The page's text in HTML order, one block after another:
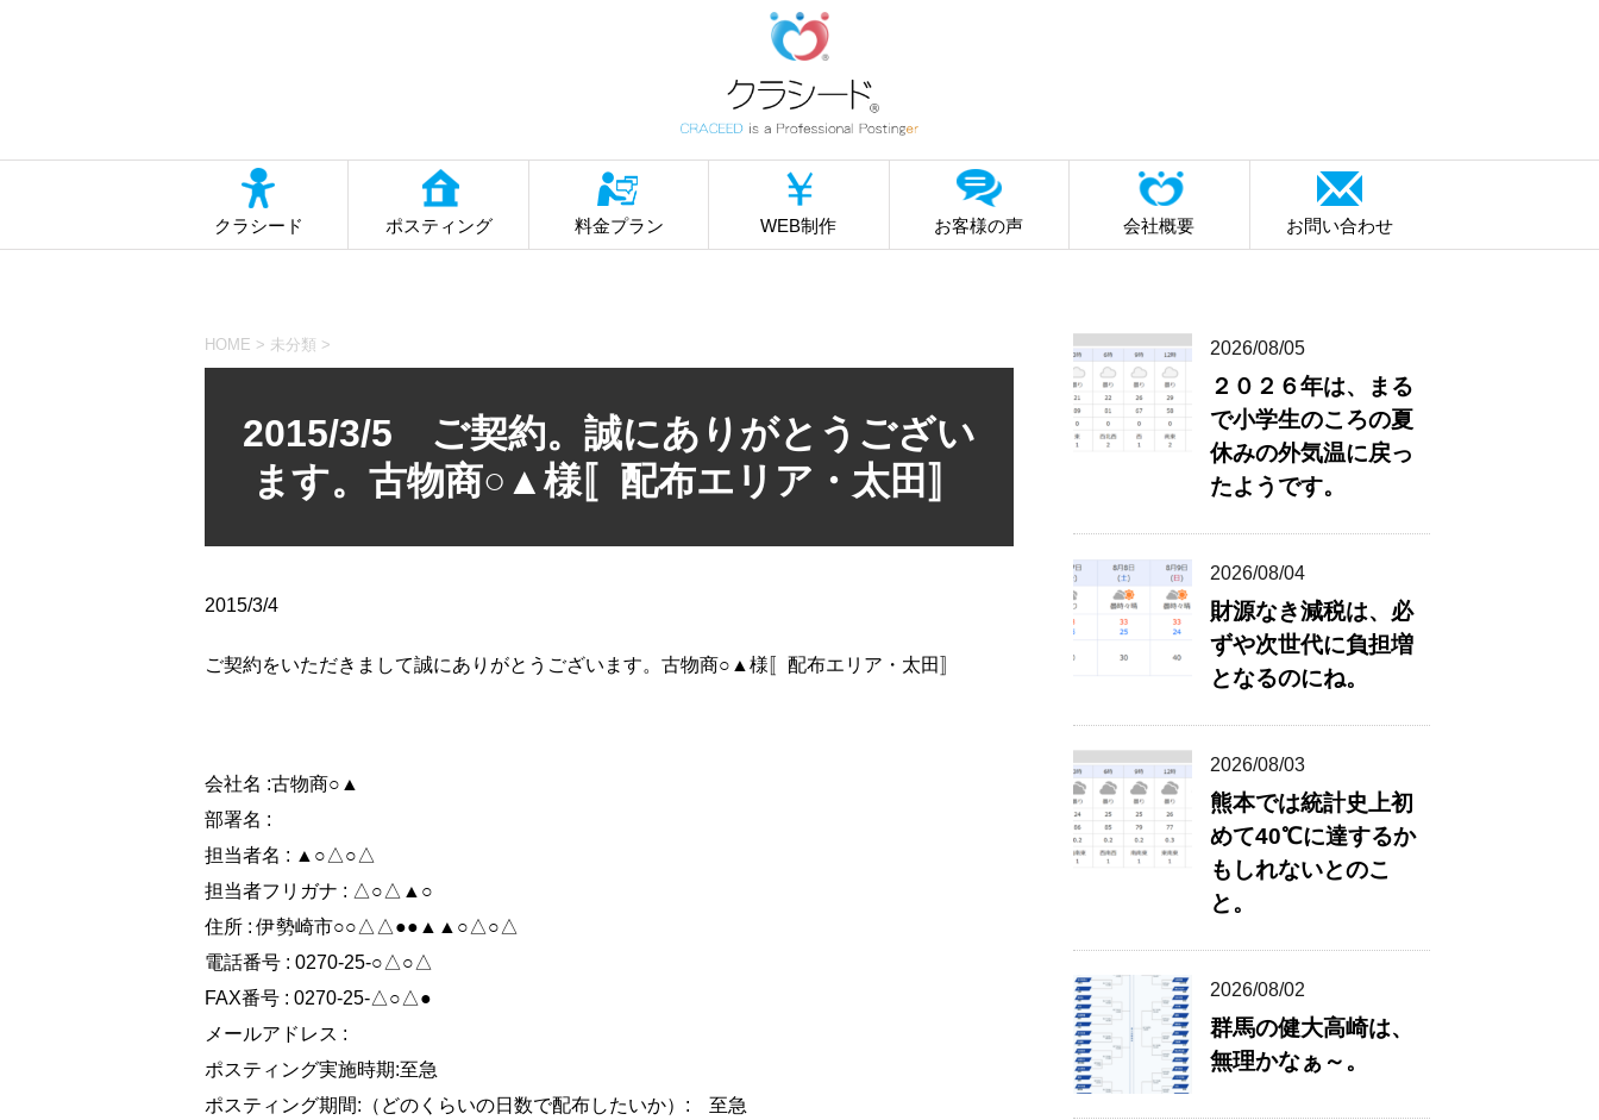
クラシード ポスティング 料金プラン WEB制作 お客様の声 会社概要 お問い合わせ
HOME > 未分類 >
2015/3/5 ご契約。誠にありがとうござい
ます。古物商○▲様〚配布エリア・太田〛
2015/3/4
ご契約をいただきまして誠にありがとうございます。古物商○▲様〚配布エリア・太田〛
会社名 :古物商○▲
部署名 :
担当者名 : ▲○△○△
担当者フリガナ : △○△▲○
住所 : 伊勢崎市○○△△●●▲▲○△○△
電話番号 : 0270-25-○△○△
FAX番号 : 0270-25-△○△●
メールアドレス :
ポスティング実施時期:至急
ポスティング期間:（どのくらいの日数で配布したいか）: 至急
2026/08/05
２０２６年は、まる
で小学生のころの夏
休みの外気温に戻っ
たようです。
2026/08/04
財源なき減税は、必
ずや次世代に負担増
となるのにね。
2026/08/03
熊本では統計史上初
めて40℃に達するか
もしれないとのこ
と。
2026/08/02
群馬の健大高崎は、
無理かなぁ～。